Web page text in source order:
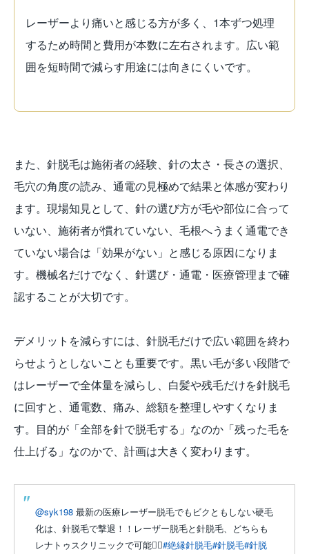
レーザーより痛いと感じる方が多く、1本ずつ処理
するため時間と費用が本数に左右されます。広い範
囲を短時間で減らす用途には向きにくいです。
また、針脱毛は施術者の経験、針の太さ・長さの選択、
毛穴の角度の読み、通電の見極めで結果と体感が変わり
ます。現場知見として、針の選び方が毛や部位に合って
いない、施術者が慣れていない、毛根へうまく通電でき
ていない場合は「効果がない」と感じる原因になりま
す。機械名だけでなく、針選び・通電・医療管理まで確
認することが大切です。
デメリットを減らすには、針脱毛だけで広い範囲を終わ
らせようとしないことも重要です。黒い毛が多い段階で
はレーザーで全体量を減らし、白髪や残毛だけを針脱毛
に回すと、通電数、痛み、総額を整理しやすくなりま
す。目的が「全部を針で脱毛する」なのか「残った毛を
仕上げる」なのかで、計画は大きく変わります。
@syk198 最新の医療レーザー脱毛でもビクともしない硬毛
化は、針脱毛で撃退！！レーザー脱毛と針脱毛、どちらも
レナトゥスクリニックで可能🙆‍♀️#絶縁針脱毛#針脱毛#針脱